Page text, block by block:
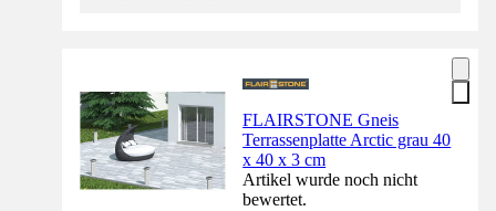
FLAIRSTONE Gneis
Terrassenplatte Arctic grau 40
x 40 x 3 cm
Artikel wurde noch nicht
bewertet.